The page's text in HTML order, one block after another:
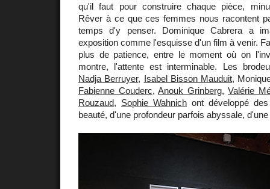
qu'il faut pour construire chaque pièce,
Rêver à ce que ces femmes nous racontent
temps d'y penser. Dominique Cabrera a
exposition comme l'esquisse d'un film à venir.
plus de patience, entre le moment où on
montre, l'attente est interminable. Les
Nadja Berruyer, Isabel Bisson Mauduit,
Fabienne Couderc, Anouk Grinberg, Valérie
Rouzaud, Sophie Wahnich ont développé
beauté, d'une profondeur parfois abyssale,